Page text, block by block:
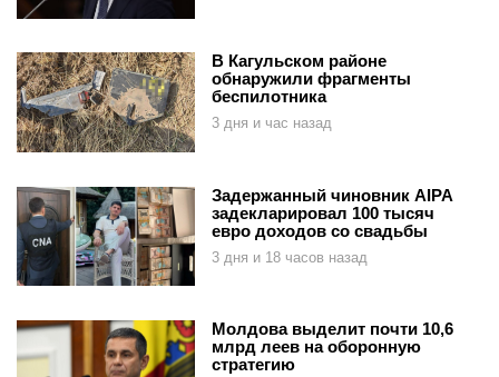
В Кагульском районе
обнаружили фрагменты
беспилотника
3 дня и час назад
Задержанный чиновник AIPA
задекларировал 100 тысяч
евро доходов со свадьбы
3 дня и 18 часов назад
Молдова выделит почти 10,6
млрд леев на оборонную
стратегию